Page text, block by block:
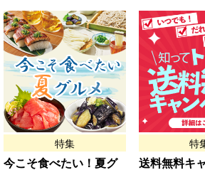
特集
今こそ食べたい！夏グ
特
送料無料キ